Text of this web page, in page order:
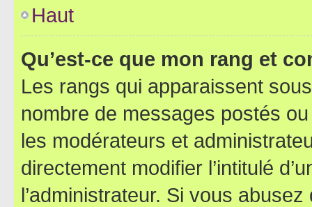
Haut
Qu’est-ce que mon rang et
Les rangs qui apparaissent
nombre de messages postés
les modérateurs et
directement modifier l’intitulé
l’administrateur. Si vous